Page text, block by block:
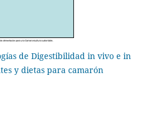
de Digestibilidad in vivo e in
y dietas para camarón